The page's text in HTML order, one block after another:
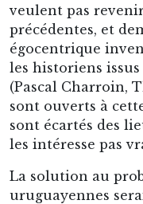
veulent pas
précédentes, et
égocentrique
les historiens issus
(Pascal Charroin,
sont ouverts à
sont écartés des
les intéresse pas
La solution au
uruguayennes